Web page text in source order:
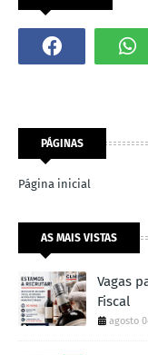
PÁGINAS
Página inicial
AS MAIS VISTAS
Vagas
Fiscal
agosto